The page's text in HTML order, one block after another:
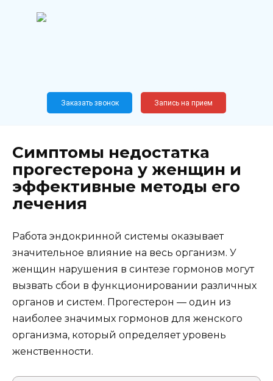
Новослободская, 62, к12
Заказать звонок Запись на прием
Симптомы недостатка
прогестерона у женщин и
эффективные методы его
лечения
Работа эндокринной системы оказывает
значительное влияние на весь организм. У
женщин нарушения в синтезе гормонов могут
вызвать сбои в функционировании различных
органов и систем. Прогестерон — один из
наиболее значимых гормонов для женского
организма, который определяет уровень
женственности.